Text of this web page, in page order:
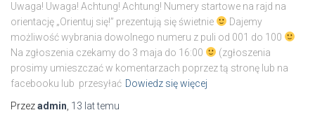
Uwaga! Uwaga! Achtung! Achtung! Numery startowe na rajd na
orientację „Orientuj się!” prezentują się świetnie
Dajemy
możliwość wybrania dowolnego numeru z puli od 001 do 100
Na zgłoszenia czekamy do 3 maja do 16:00
(zgłoszenia
prosimy umieszczać w komentarzach poprzez tą stronę lub na
facebooku lub przesyłać Dowiedz się więcej
Przezadmin 13 lattemu